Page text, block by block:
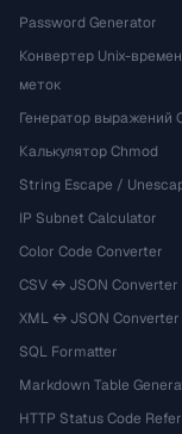
Password Generator
Конвертер Unix-
меток
Генератор выражений
Калькулятор Chmod
String Escape /
IP Subnet Calculator
Color Code Converter
CSV ↔ JSON Converter
XML ↔ JSON Converter
SQL Formatter
Markdown Table
HTTP Status Code